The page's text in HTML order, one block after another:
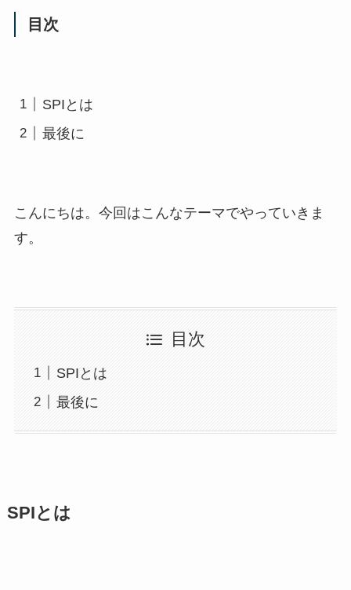
目次
SPIとは
最後に
こんにちは。今回はこんなテーマでやっていきま
す。
目次
SPIとは
最後に
SPIとは